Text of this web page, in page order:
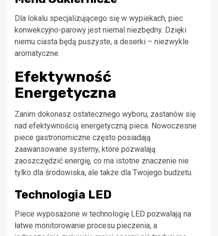
Dla lokalu specjalizującego się w wypiekach, piec
konwekcyjno-parowy jest niemal niezbędny. Dzięki
niemu ciasta będą puszyste, a deserki – niezwykle
aromatyczne.
Efektywność
Energetyczna
Zanim dokonasz ostatecznego wyboru, zastanów się
nad efektywnością energetyczną pieca. Nowoczesne
piece gastronomiczne często posiadają
zaawansowane systemy, które pozwalają
zaoszczędzić energię, co ma istotne znaczenie nie
tylko dla środowiska, ale także dla Twojego budżetu.
Technologia LED
Piece wyposażone w technologię LED pozwalają na
łatwe monitorowanie procesu pieczenia, a